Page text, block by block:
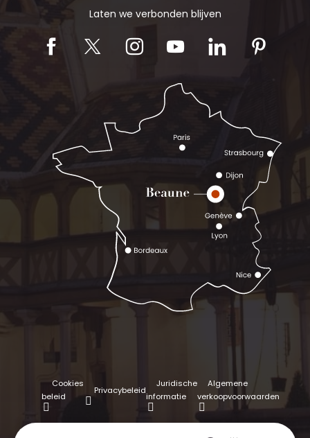
Laten we verbonden blijven
Cookies
beleid
Privacybeleid
Juridische
informatie
Algemene
verkoopvoorwaarden